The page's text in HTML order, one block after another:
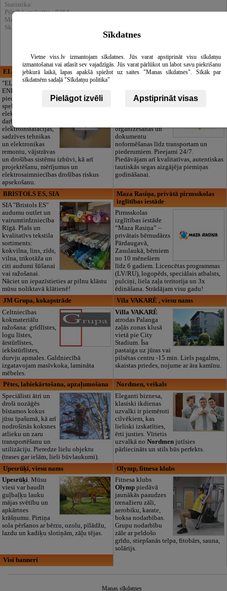
Statistika:
Pilnībā apskatīts : 8364
Meklēšnas rezultātos parādīts : 67187
Skatīt arī katalogā :
ELECTRIC ENERGY
"ELECTRIC
ENERGY Kandava"
piedāvā pilna
spektra
elektromontāžas
darbus,
elektroinstalācijas,
sadzīves tehnikas
un elektronikas
remontu, vājstrāvas
un drošības sistēmu izbūvi, kā arī
projektēšanu, mērījumus un
elektrosaimniecības drošības riskus
apsekošanu.
CĒSU APBEDĪŠANAS
bez liekām raizēm.
organizēšanas un
dokumentu
noformēšanas līdz transportam un
piederumiem. Pieejami 24/7.
Piedāvājam arī kvalitatīvas, autentiskas
tautiskās segas aizgājēja piemiņas
godināšanai.
BRISTOLS ES, SIA
SIA "Bristols ES"
audumu outlet un
vairumtirdzniecība
Rīgā. Plašs un
kvalitatīvs tekstila
sortiments:
kokvilna, lins, zīds,
vilna, trikotāža un
citi audumi šūšanai
vai ražošanai.
Nāciet un iepazīstieties ar pilnu klāstu
mūsu noliktavā klātienē!
Maza Rasiņa, privātā pirmsskolas
izglītības iestāde
Pirmsskolas
izglītības iestāde
“Maza Rasiņa” –
privātais bērnudārzs
Pārdaugavā,
Zasulaukā, bērniem
no 10 mēnešiem
līdz 6 gadiem. Licencētas programmas
(LV/RU), logopēds, speciālais atbalsts,
pulciņi, liela zaļa teritorija un 3x
ēdināšana. Strādājam visu gadu!
JM Grupa, kokapstrāde
Celtniecības
kokmateriālu
ražošana: grīdlīstes,
logu līstes,
ārstūrlīstes,
iekšstūrlīstes,
durvju apmales. Galdniecībā
izgatavojam masīvkoka, lamināta
mēbeles.
Vila VAKARĖ , viesu nams
Villa VAKARĖ
atrodas Palanga
zaļās zonas klusā
vietā pie City
Stadium. Īsa
pastaiga uz jūras vai
pilsētas centru -15 min. Liels pagalms,
skaistas priedes, nojume ar āra kamīnu.
Pētes, labiekārtošana, apzaļumošana
Speciālisti ātri un
droši nozāģēs
bīstamos kokus
jūsu īpašumā, kā arī
nodrošinās koksnes
atlieku un zaru
transportēšanu un
utilizāciju. Pieredze lielu objektu
(trases gar ielām, lieli būvlaukumi).
Nordmen, veikals
Eleganti biznesa,
klasiski ikdienas
uzvalki ir piemēroti
cilvēkiem, kas
lieliski izskatīties,
ērti justies. Vīrietis
uzvalkā noNordmen jutīsies
pārliecināts un stils būs perfekts.
Upesrūķi, viesu nams
Upesrūķi. Mūsu
viesi var baudīt
guļbaļķu lauku
mājas svētību un
apkārtnes
krāšņumu. Pirtiņa
sola pēršanos ar bērzu, ozolu, pīlādžu,
lazdu un kadiķu slotiņām, zāļu tējas.
Olymp, fitnesa klubs
Fitnesa klubs
Olymp piedāvā
jaunākās paaudzes
trenažieru zāli,
aerobiku, karate,
boksa nodarbības.
Grupu nodarbību
zāle ar peldošo
grīdu, stiepšanās telpa, fitobārs, sauna,
solārijs.
Visi banneri
Sīkdatnes
Vietne viss.lv izmantojam sīkdatnes. Jūs varat apstiprināt visu sīkdatņu
izmantošanai vai atlasīt sev vajadzīgās. Jūs varat pārlūkot un labot savu piekrišanu
jebkurā laikā, lapas apakšā spiežot uz saites "Manas sīkdatnes". Sīkāk par
sīkdatnēm sadaļā "Sīkdatņu politika"
Pielāgot izvēli Apstiprināt visas
Manas sīkdatnes